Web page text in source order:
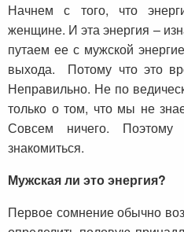
Начнем с того, что
женщине. И эта энергия –
путаем ее с мужской
выхода. Потому что это
Неправильно. Не по
только о том, что мы не
Совсем ничего.
знакомиться.
Мужская ли это энергия?
Первое сомнение обычно